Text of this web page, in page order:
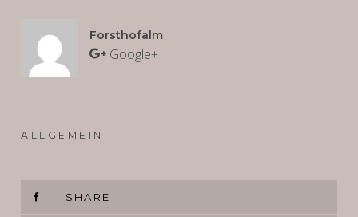
Forsthofalm
Google+
ALLGEMEIN
SHARE